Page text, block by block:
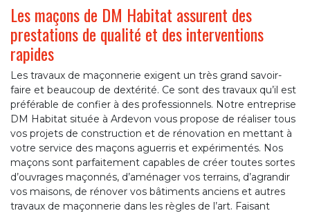
Les maçons de DM Habitat assurent des
prestations de qualité et des interventions
rapides
Les travaux de maçonnerie exigent un très grand savoir-
faire et beaucoup de dextérité. Ce sont des travaux qu’il est
préférable de confier à des professionnels. Notre entreprise
DM Habitat située à Ardevon vous propose de réaliser tous
vos projets de construction et de rénovation en mettant à
votre service des maçons aguerris et expérimentés. Nos
maçons sont parfaitement capables de créer toutes sortes
d’ouvrages maçonnés, d’aménager vos terrains, d’agrandir
vos maisons, de rénover vos bâtiments anciens et autres
travaux de maçonnerie dans les règles de l’art. Faisant